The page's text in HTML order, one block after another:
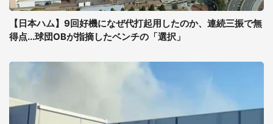
【日本ハム】9回好機になぜ代打起用したのか、連続三振で無
得点...球団OBが指摘したベンチの「選択」